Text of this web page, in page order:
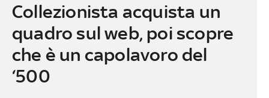
Collezionista acquista un
quadro sul web, poi scopre
che è un capolavoro del
‘500